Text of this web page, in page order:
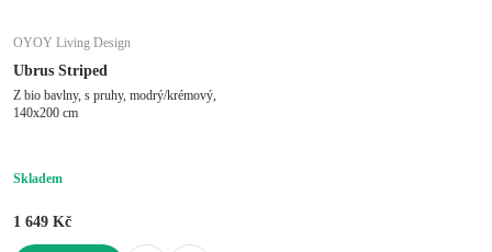
OYOY Living Design
Ubrus Striped
Z bio bavlny, s pruhy, modrý/krémový,
140x200 cm
Skladem
1 649 Kč